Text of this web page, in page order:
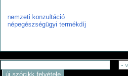
nemzeti konzultáció
népegészségügyi termékdíj